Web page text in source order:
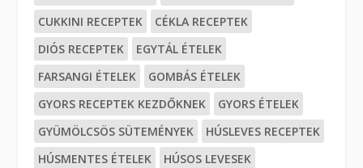
CUKKINI RECEPTEK
CÉKLA RECEPTEK
DIÓS RECEPTEK
EGYTÁL ÉTELEK
FARSANGI ÉTELEK
GOMBÁS ÉTELEK
GYORS RECEPTEK KEZDŐKNEK
GYORS ÉTELEK
GYÜMÖLCSÖS SÜTEMÉNYEK
HÚSLEVES RECEPTEK
HÚSMENTES ÉTELEK
HÚSOS LEVESEK